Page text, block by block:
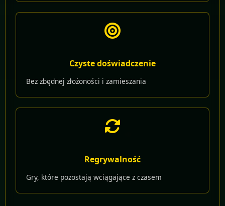
Czyste doświadczenie
Bez zbędnej złożoności i zamieszania
Regrywalność
Gry, które pozostają wciągające z czasem